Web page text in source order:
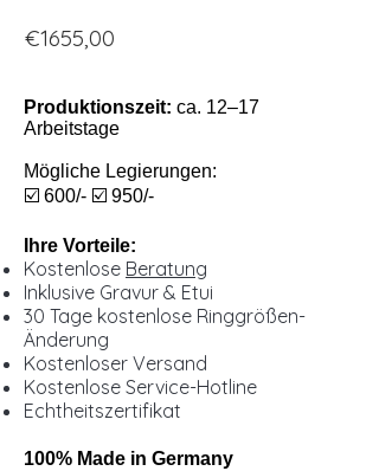
€1655,00
Produktionszeit: ca. 12–17
Arbeitstage
Mögliche Legierungen:
☑️ 600/- ☑️ 950/-
Ihre Vorteile:
Kostenlose Beratung
Inklusive Gravur & Etui
30 Tage kostenlose Ringgrößen-
Änderung
Kostenloser Versand
Kostenlose Service-Hotline
Echtheitszertifikat
100% Made in Germany